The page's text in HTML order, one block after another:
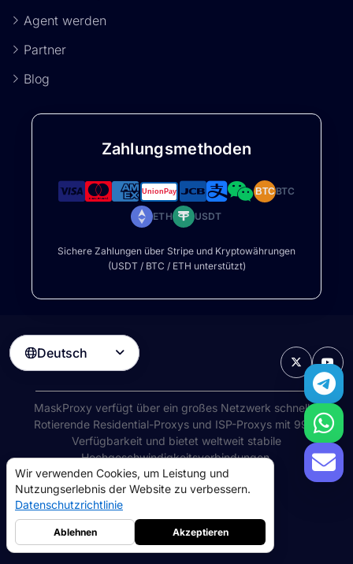
Agent werden
Partner
Blog
Zahlungsmethoden
BTCBTC
ETH USDT
Sichere Zahlungen über Stripe und Kryptowährungen
(USDT / BTC / ETH unterstützt)
Deutsch 
MaskProxy verfügt über ein großes Netzwerk schneller
Rotierende Residential-Proxys und ISP-Proxys mit 99%
Verfügbarkeit und bietet weltweit stabile
Hochgeschwindigkeitsverbindungen.
©2026AIWAY LIMITED. Alle Rechte vorbehalten.
Nutzungsbedingungen
RückerstattungsrichtlinieCookie-Richtlinie
Wir verwenden Cookies, um Leistung und
Nutzungserlebnis der Website zu verbessern.
Datenschutzrichtlinie
Ablehnen Akzeptieren